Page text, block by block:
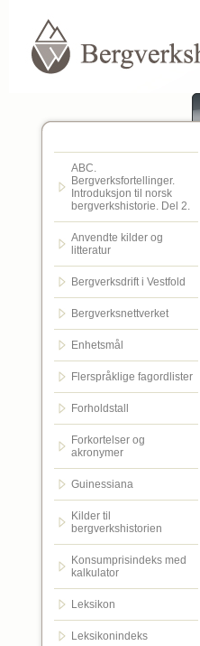
ABC.
Bergverksfortellinger.
Introduksjon til norsk
bergverkshistorie. Del 2.
Anvendte kilder og
litteratur
Bergverksdrift i Vestfold
Bergverksnettverket
Enhetsmål
Flerspråklige fagordlister
Forholdstall
Forkortelser og
akronymer
Guinessiana
Kilder til
bergverkshistorien
Konsumprisindeks med
kalkulator
Leksikon
Leksikonindeks